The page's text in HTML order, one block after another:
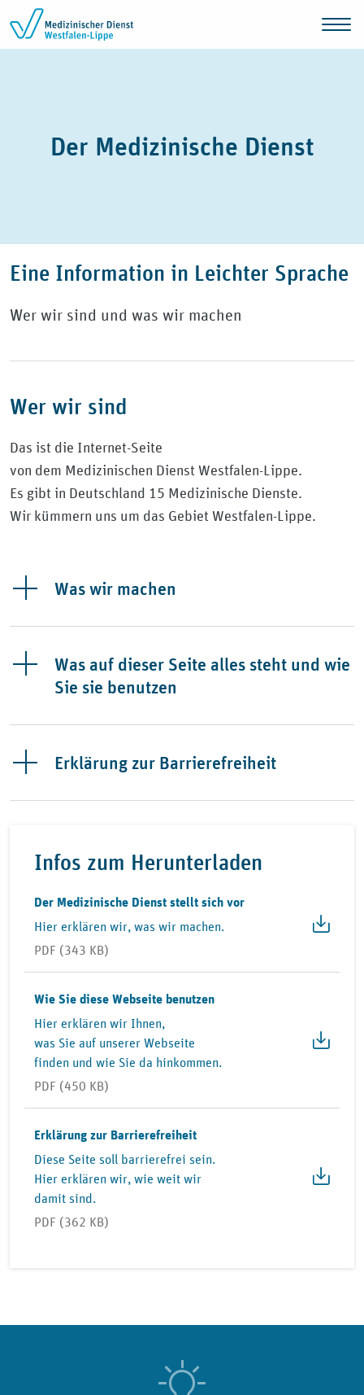
Zum Inhalt springen
Der Medizinische Dienst
Eine Information in Leichter Sprache
Wer wir sind und was wir machen
Wer wir sind
Das ist die Internet-Seite
von dem Medizinischen Dienst Westfalen-Lippe.
Es gibt in Deutschland 15 Medizinische Dienste.
Wir kümmern uns um das Gebiet Westfalen-Lippe.
Was wir machen
Was auf dieser Seite alles steht und wie
Sie sie benutzen
Erklärung zur Barrierefreiheit
Infos zum Herunterladen
Der Medizinische Dienst stellt sich vor
Hier erklären wir, was wir machen.
PDF (343 KB)
Wie Sie diese Webseite benutzen
Hier erklären wir Ihnen,
was Sie auf unserer Webseite
finden und wie Sie da hinkommen.
PDF (450 KB)
Erklärung zur Barrierefreiheit
Diese Seite soll barrierefrei sein.
Hier erklären wir, wie weit wir
damit sind.
PDF (362 KB)